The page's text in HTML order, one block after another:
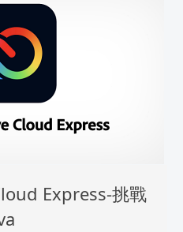
Express-挑戰